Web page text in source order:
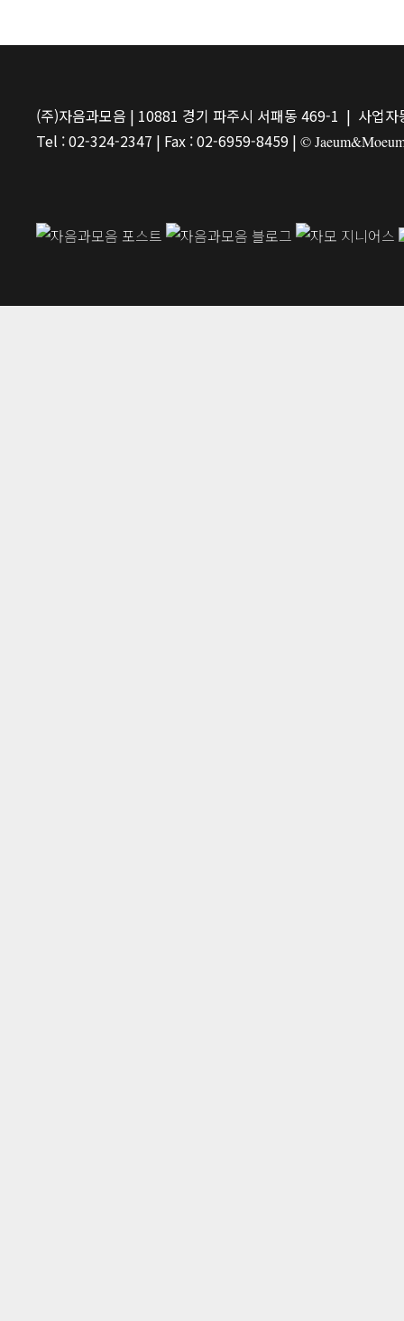
(주)자음과모음 | 10881 경기 파주시 서패동 469-1 | 사업
Tel : 02-324-2347 | Fax : 02-6959-8459 | ©